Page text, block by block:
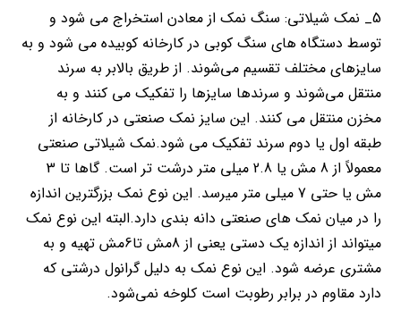
5_ نمک شیلاتی: سنگ نمک از معادن استخراج می شود و
توسط دستگاه های سنگ کوبی در کارخانه کوبیده می شود و به
سایزهای مختلف تقسیم می‌شوند. از طریق بالابر به سرند
منتقل می‌شوند و سرندها سایزها را تفکیک می کنند و به
مخزن منتقل می کنند. این سایز نمک صنعتی در کارخانه از
طبقه اول یا دوم سرند تفکیک می شود.نمک شیلاتی صنعتی
معمولاً از 8 مش یا 2.8 میلی متر درشت تر است. گاها تا 3
مش یا حتی 7 میلی متر میرسد. این نوع نمک بزرگترین اندازه
را در میان نمک های صنعتی دانه بندی دارد.البته این نوع نمک
میتواند از اندازه یک دستی یعنی از 8مش تا6مش تهیه و به
مشتری عرضه شود. این نوع نمک به دلیل گرانول درشتی که
دارد مقاوم در برابر رطوبت است کلوخه نمی‌شود.